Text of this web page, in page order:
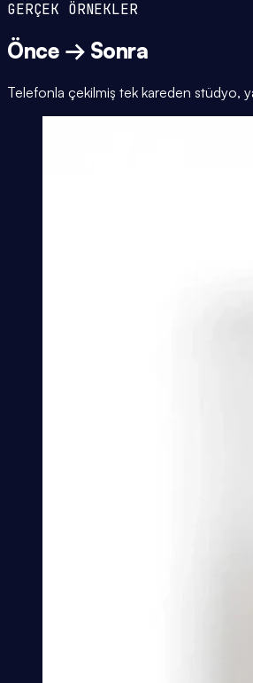
GERÇEK ÖRNEKLER
Önce → Sonra
Telefonla çekilmiş tek kareden stüdyo,